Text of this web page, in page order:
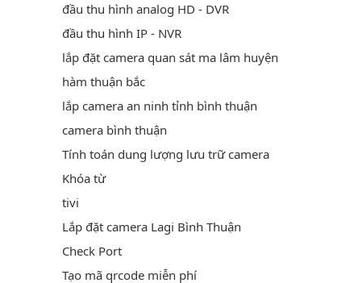
đầu thu hình analog HD - DVR
đầu thu hình IP - NVR
lắp đặt camera quan sát ma lâm huyện
hàm thuận bắc
lắp camera an ninh tỉnh bình thuận
camera bình thuận
Tính toán dung lượng lưu trữ camera
Khóa từ
tivi
Lắp đặt camera Lagi Bình Thuận
Check Port
Tạo mã qrcode miễn phí